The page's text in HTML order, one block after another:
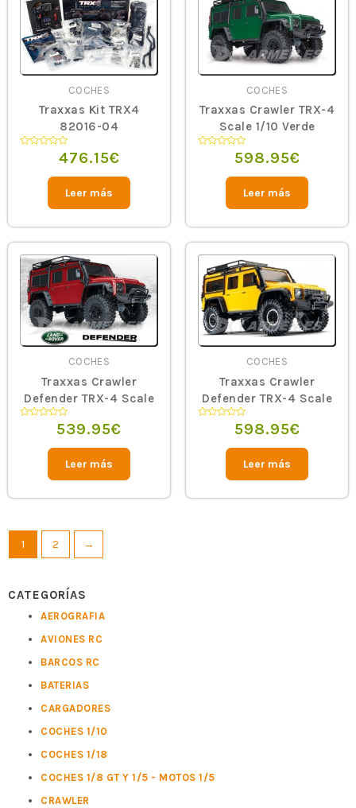
CATEGORÍAS
AEROGRAFIA
AVIONES RC
BARCOS RC
BATERIAS
CARGADORES
COCHES 1/10
COCHES 1/18
COCHES 1/8 GT Y 1/5 - MOTOS 1/5
CRAWLER
COCHES
Traxxas Kit TRX4
82016-04
476.15€
Leer más
COCHES
Traxxas Crawler TRX-4
Scale 1/10 Verde
598.95€
Leer más
COCHES
Traxxas Crawler
Defender TRX-4 Scale
1/10 Rojo o Azul
539.95€
Leer más
COCHES
Traxxas Crawler
Defender TRX-4 Scale
1/10 Amarillo
598.95€
Leer más
1 2 →